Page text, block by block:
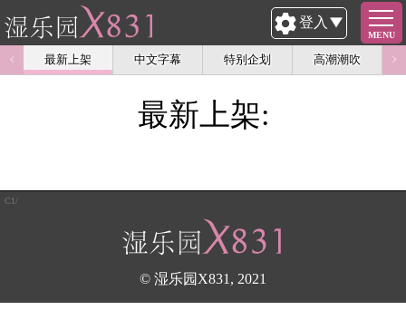
MENU
登入
最新上架 中文字幕 特别企划 高潮潮吹
最新上架:
© 湿乐园X831, 2021
C1/